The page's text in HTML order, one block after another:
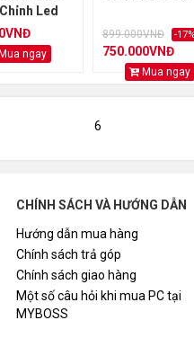
Led
Mềm)
Mua ngay
899.000VNĐ -
750.000VNĐ
Mua ngay
CHÍNH SÁCH VÀ HƯỚNG DẪN
Hướng dẫn mua hàng
Chính sách trả góp
Chính sách giao hàng
Một số câu hỏi khi mua PC tại
MYBOSS